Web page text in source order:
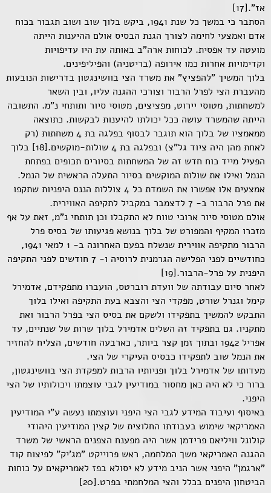
אז".[17]
הסתבר כי במשך כל שנת 1941, ביקש בלוך שוב ושוב תגבור בכוח
אדם ואמצעי לחימה לצורך הגנת הבסיס אולם ההיענות הייתה
מועטה עד אפסית. לכוחות ארה"ב באותה עת היו עדיפויות
וקדימויות אחרות כמו אירופה (בריטניה) והפיליפינים.
בלוך המשיך "להפציץ" את משרד הצי בוושינגטון בדרישות הנובעות
מהעברת הצי לפרל הרבור וצורכי ההגנה עליו, ובין השאר
למשחתות, מטוסי יירוט, מפציצים, מטוסי סיור ותותחי נ"מ. התשובה
הייתה שהמשרד עושה ככל יכולתו להיענות לבקשות. כתוצאה
ממאמציו של בלוך הוא תוגבר לבסוף בפלגה בת 4 משחתות (רק
לאחת מהן היה ציוד גל"צ) ובפלגה בת 4 שולות-מוקשים.[18] בלוך
הפעיל מייד כוח חדש זה של המשחתות בסיורים תכופים בפתחת
הנמל ואילו את שולות המוקשים בסיור התעלה הראשית של הנמל.
אמצעים אלו אפשרו את השמדת כל 4 צוללות הננס היפניות שתקפו
את פרל הרבור ב- 7 לדצמבר במקביל לתקיפה האווירית.
אולם מטוסי סיור ארוכי טווח לא התקבלו וכן תותחי נ"מ, זאת על אף
מזכרו המקיף והמפורט של בלוך בנושא פגיעותו של בסיס פרל
הרבור מתקיפה אווירית שנשלח בפעם האחרונה ב- 1 למאי 1941,
כחודשיים לפני הפלישה הגרמנית לרוסיה ו- 7 חודשים לפני התקיפה
היפנית על פרל-הרבור.[19]
לאחר סיום עבודתה של וועדת רוברטס, הועברו מתפקידם, אדמירל
קימל וגנרל שורט, מפקדי הצי והצבא בעת התקיפה ואילו בלוך
התבקש להמשיך בתפקידו ולשקם את בסיס הצי בפרל הרבור ואת
מתקניו. גם בתפקיד זה השלים אדמירל בלוך שרות של שנתיים, עד
אפריל 1942 ובתוך זמן קצר ביותר, כארבעה חודשים, הצליח להחזיר
את הנמל שוב לתפקידו כבסיס העיקרי של הצי.
מעדותו של אדמירל בלוך ופניותיו הרבות למפקדת הצי בוושינגטון,
ברור כי לא היה כאן מחסור במודיעין לגבי עוצמתו ויכולותיו של הצי
היפני.
באיסוף ועיבוד המידע לגבי הצי היפני ועוצמתו נעשה ע"י המודיעין
האמריקאי שימוש בעבודתו החלוצית של קצין המודיעין היהודי
קולונל וויליאם פרידמן אשר היה מפענח הצפנים הראשי של משרד
ההגנה האמריקאי משך המלחמה, ראש פרוייקט "מג'יק" לפיצוח קוד
"ארגמן" היפני אשר הניב מידע לא יסולא בפז לאמריקאים על כוחות
הביטחון היפנים בכלל והצי המלחמתי בפרט.[20]